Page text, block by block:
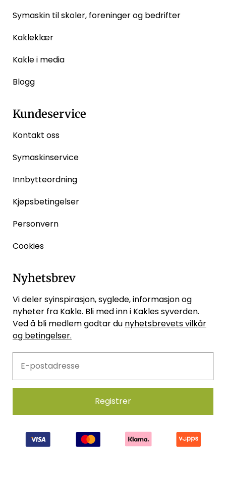
Symaskin til skoler, foreninger og bedrifter
Kakleklær
Kakle i media
Blogg
Kundeservice
Kontakt oss
Symaskinservice
Innbytteordning
Kjøpsbetingelser
Personvern
Cookies
Nyhetsbrev
Vi deler syinspirasjon, syglede, informasjon og
nyheter fra Kakle. Bli med inn i Kakles syverden.
Ved å bli medlem godtar du nyhetsbrevets vilkår
og betingelser.